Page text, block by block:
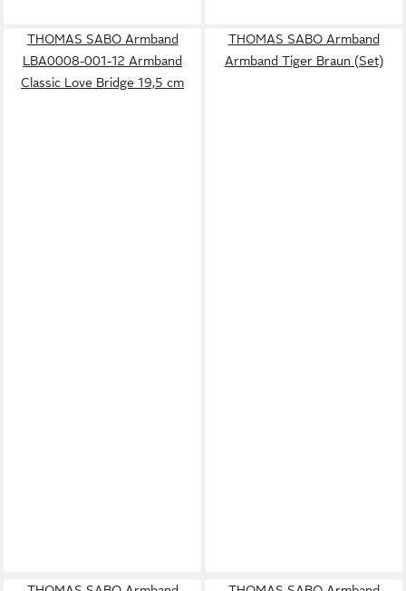
THOMAS SABO Armband
LBA0008-001-12 Armband
Classic Love Bridge 19,5 cm
THOMAS SABO Armband
Armband Tiger Braun (Set)